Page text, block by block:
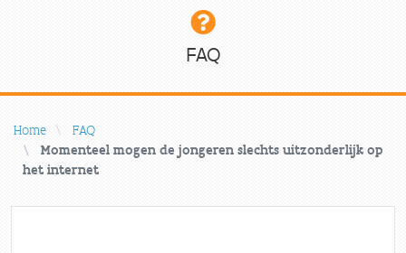
FAQ
Home
FAQ
Momenteel mogen de jongeren slechts uitzonderlijk op
het internet